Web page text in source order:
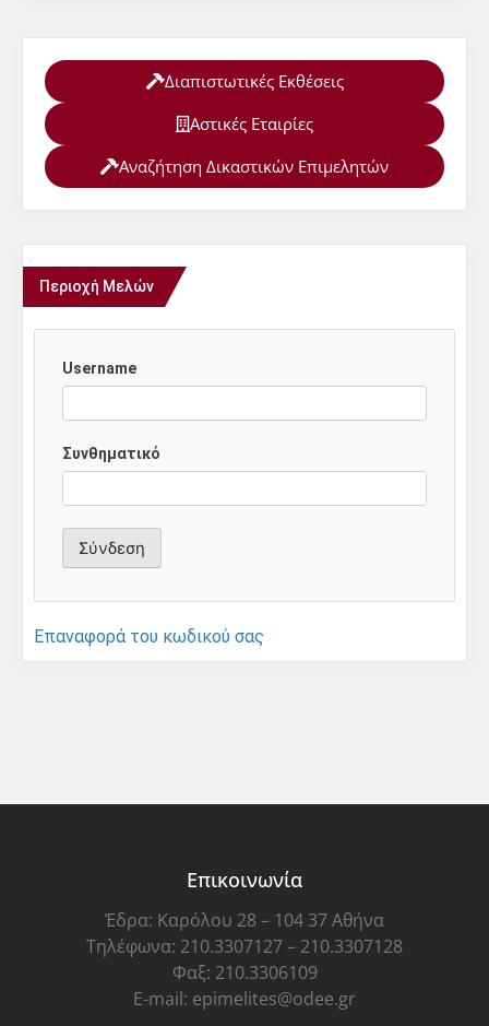
Διαπιστωτικές Εκθέσεις
Αστικές Εταιρίες
Αναζήτηση Δικαστικών Επιμελητών
Περιοχή Μελών
Username
Συνθηματικό
Επαναφορά του κωδικού σας
Επικοινωνία
Έδρα: Καρόλου 28 – 104 37 Αθήνα
Τηλέφωνα: 210.3307127 – 210.3307128
Φαξ: 210.3306109
E-mail: epimelites@odee.gr